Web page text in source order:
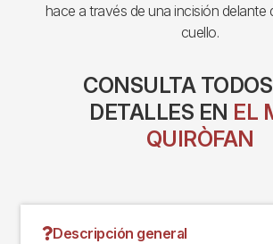
hace a través de una incisión delante
cuello.
CONSULTA
DETALLES EN EL
QUIRÒFAN
Descripción general